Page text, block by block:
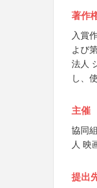
著作
入賞
よび
法人
し、
主催
協同
人 映
提出